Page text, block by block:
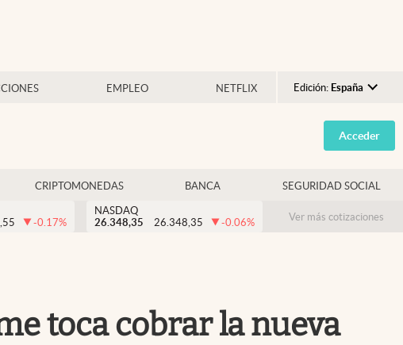
EMPLEO NETFLIX Edición: España
Argentina
España
USA
Colombia
Acceder
CRIPTOMONEDAS BANCA SEGURIDAD SOCIAL
-0.17%
NASDAQ
26.348,35
26.348,35 -0.06% Ver más cotizaciones
toca cobrar la nueva